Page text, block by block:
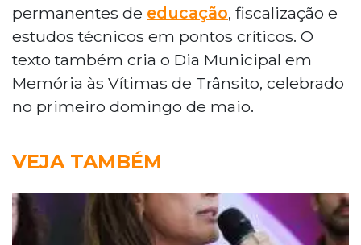
permanentes de educação, fiscalização e
estudos técnicos em pontos críticos. O
texto também cria o Dia Municipal em
Memória às Vítimas de Trânsito, celebrado
no primeiro domingo de maio.
VEJA TAMBÉM